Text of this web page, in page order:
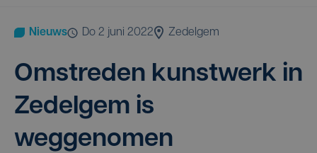
Nieuws do 2 juni 2022 Zedelgem
Omstre­den kunst­werk in
Zedel­gem is
weggenomen